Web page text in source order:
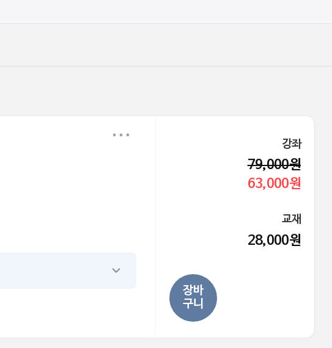
강좌
79,000원
63,000원
교재
28,000원
장바
구니